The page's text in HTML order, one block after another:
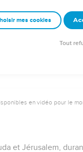
© 1992, 1999 by Biblica,
en vidéo pour le
et Jérusalem,
mes cookies
Tout